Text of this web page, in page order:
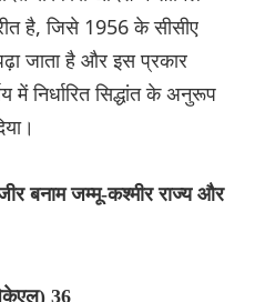
है, जिसे 1956 के सीसीए
जाता है और इस प्रकार
में निर्धारित सिद्धांत के अनुरूप
बनाम जम्मू-कश्मीर राज्य और
36